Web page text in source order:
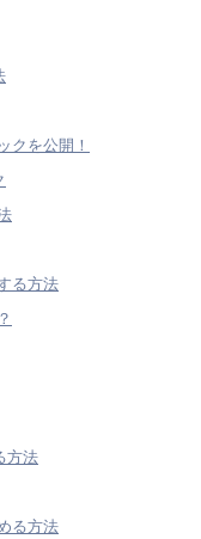
クを公開！
る方法
方法
る方法